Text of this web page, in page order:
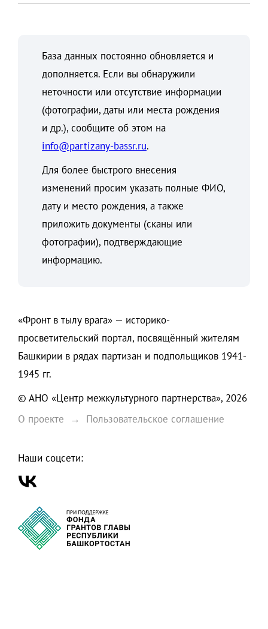
База данных постоянно обновляется и
дополняется. Если вы обнаружили
неточности или отсутствие информации
(фотографии, даты или места рождения
и др.), сообщите об этом на
info@partizany-bassr.ru.
Для более быстрого внесения
изменений просим указать полные ФИО,
дату и место рождения, а также
приложить документы (сканы или
фотографии), подтверждающие
информацию.
«Фронт в тылу врага» — историко-
просветительский портал, посвящённый жителям
Башкирии в рядах партизан и подпольщиков 1941-
1945 гг.
© АНО «Центр межкультурного партнерства», 2026
О проекте
Пользовательское соглашение
Наши соцсети: